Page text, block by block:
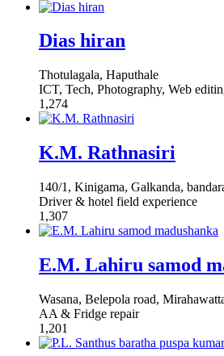
Dias hiran
Thotulagala, Haputhale
ICT, Tech, Photography, Web
1,274
K.M. Rathnasiri
140/1, Kinigama, Galkanda,
Driver & hotel field experience
1,307
E.M. Lahiru samod
Wasana, Belepola road,
AA & Fridge repair
1,201